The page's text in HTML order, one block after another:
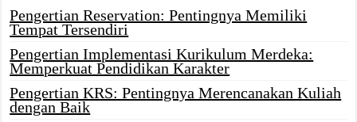
Pengertian Reservation: Pentingnya Memiliki
Tempat Tersendiri
Pengertian Implementasi Kurikulum Merdeka:
Memperkuat Pendidikan Karakter
Pengertian KRS: Pentingnya Merencanakan Kuliah
dengan Baik